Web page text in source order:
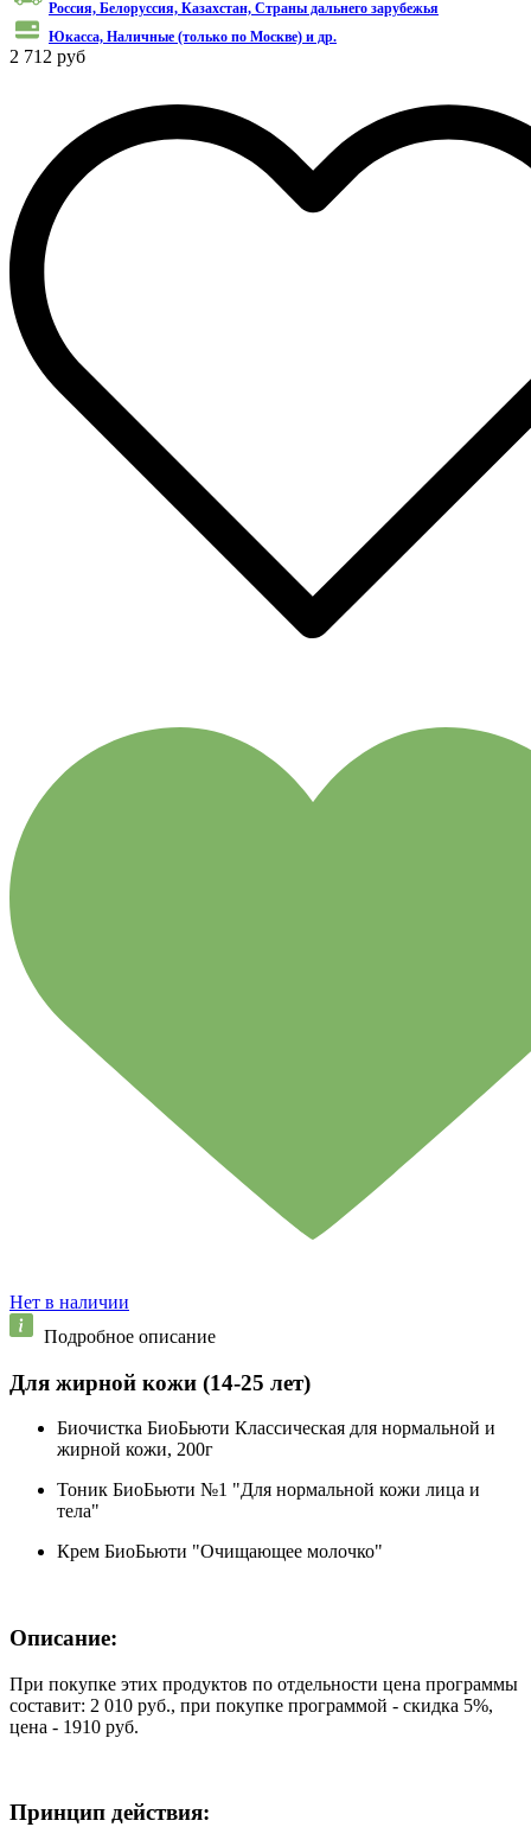
Россия, Белоруссия, Казахстан, Cтраны дальнего зарубежья
Юкасса, Наличные (только по Москве) и др.
2 712 руб
Нет в наличии
Подробное описание
Для жирной кожи (14-25 лет)
Биочистка БиоБьюти Классическая для нормальной и
жирной кожи, 200г
Тоник БиоБьюти №1 "Для нормальной кожи лица и
тела"
Крем БиоБьюти "Очищающее молочко"
Описание:
При покупке этих продуктов по отдельности цена программы
составит: 2 010 руб., при покупке программой - скидка 5%,
цена - 1910 руб.
Принцип действия: